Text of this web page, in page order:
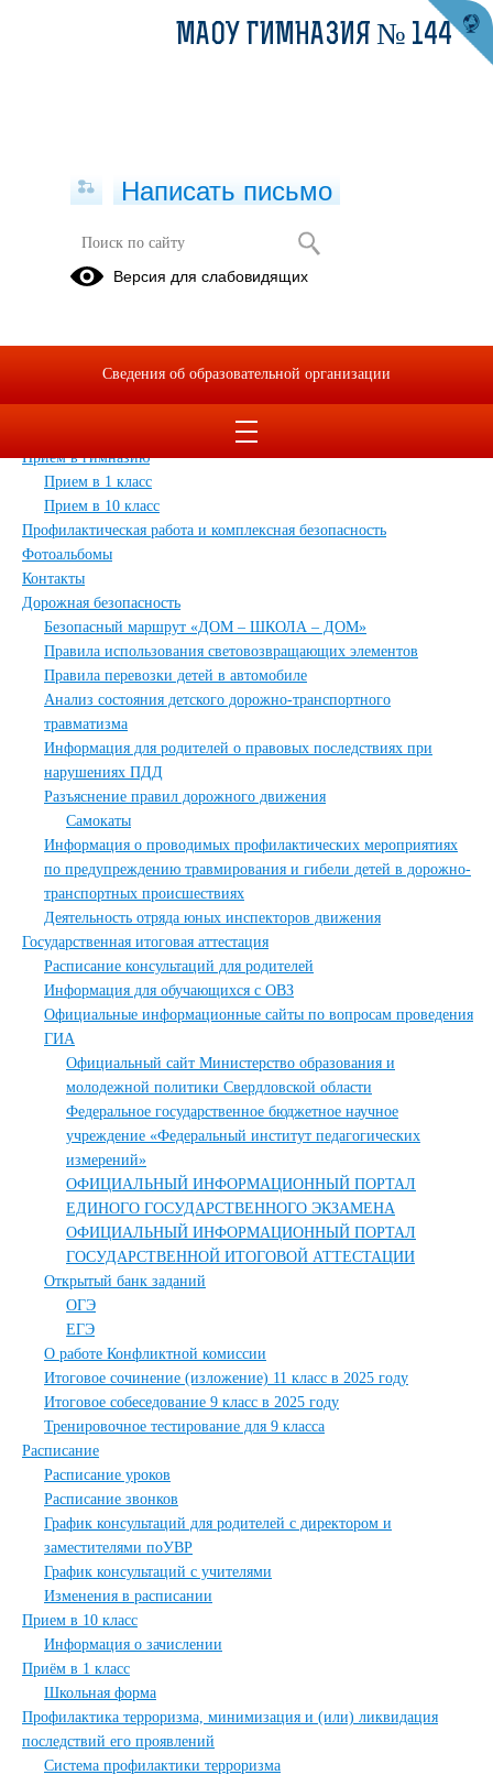
Карта сайта
Обращения граждан
Дополнительные сведения
Прием в гимназию
Прием в 1 класс
Прием в 10 класс
Профилактическая работа и комплексная безопасность
Фотоальбомы
Контакты
Дорожная безопасность
Безопасный маршрут «ДОМ – ШКОЛА – ДОМ»
Правила использования световозвращающих элементов
Правила перевозки детей в автомобиле
Анализ состояния детского дорожно-транспортного
травматизма
Информация для родителей о правовых последствиях при
нарушениях ПДД
Разъяснение правил дорожного движения
Самокаты
Информация о проводимых профилактических мероприятиях
по предупреждению травмирования и гибели детей в дорожно-
транспортных происшествиях
Деятельность отряда юных инспекторов движения
Государственная итоговая аттестация
Расписание консультаций для родителей
Информация для обучающихся с ОВЗ
Официальные информационные сайты по вопросам проведения
ГИА
Официальный сайт Министерство образования и
молодежной политики Свердловской области
Федеральное государственное бюджетное научное
учреждение «Федеральный институт педагогических
измерений»
ОФИЦИАЛЬНЫЙ ИНФОРМАЦИОННЫЙ ПОРТАЛ
ЕДИНОГО ГОСУДАРСТВЕННОГО ЭКЗАМЕНА
ОФИЦИАЛЬНЫЙ ИНФОРМАЦИОННЫЙ ПОРТАЛ
ГОСУДАРСТВЕННОЙ ИТОГОВОЙ АТТЕСТАЦИИ
Открытый банк заданий
ОГЭ
ЕГЭ
О работе Конфликтной комиссии
Итоговое сочинение (изложение) 11 класс в 2025 году
Итоговое собеседование 9 класс в 2025 году
Тренировочное тестирование для 9 класса
Расписание
Расписание уроков
Расписание звонков
График консультаций для родителей с директором и
заместителями поУВР
График консультаций с учителями
Изменения в расписании
Прием в 10 класс
Информация о зачислении
Приём в 1 класс
Школьная форма
Профилактика терроризма, минимизация и (или) ликвидация
последствий его проявлений
Система профилактики терроризма
МАОУ ГИМНАЗИЯ № 144
Написать письмо
Версия для слабовидящих
Сведения об образовательной организации